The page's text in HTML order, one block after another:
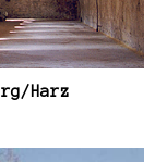
Harz